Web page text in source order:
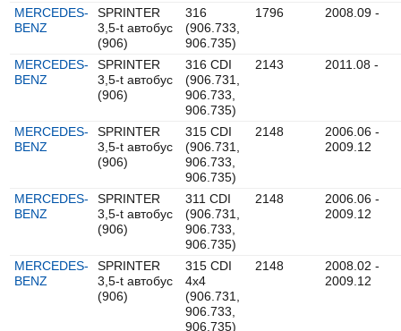
MERCEDES-
BENZ
SPRINTER
3,5-t автобус
(906)
316
(906.733,
906.735)
1796 2008.09 -
MERCEDES-
BENZ
SPRINTER
3,5-t автобус
(906)
316 CDI
(906.731,
906.733,
906.735)
2143 2011.08 -
MERCEDES-
BENZ
SPRINTER
3,5-t автобус
(906)
315 CDI
(906.731,
906.733,
906.735)
2148
2006.06 -
2009.12
MERCEDES-
BENZ
SPRINTER
3,5-t автобус
(906)
311 CDI
(906.731,
906.733,
906.735)
2148
2006.06 -
2009.12
MERCEDES-
BENZ
SPRINTER
3,5-t автобус
(906)
315 CDI
4x4
(906.731,
906.733,
906.735)
2148
2008.02 -
2009.12